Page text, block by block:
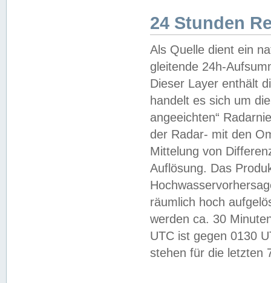
24 Stunden
Als Quelle dient ein
gleitende 24h-
Dieser Layer enthält
handelt es sich um
angeeichten“
der Radar- mit den
Mittelung von
Auflösung. Das
räumlich hoch
werden ca. 30
UTC ist gegen 0130
stehen für die letzten